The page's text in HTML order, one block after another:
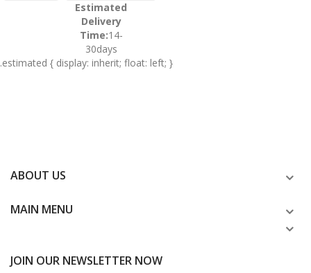
Estimated
Delivery
Time:14-
30days
.estimated { display: inherit; float: left; }
ABOUT US
MAIN MENU
JOIN OUR NEWSLETTER NOW